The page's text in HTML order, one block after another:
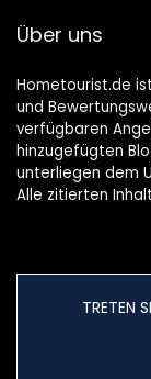
Weiß
Über uns
Hometourist.de
und
verfügbaren
hinzugefügten
unterliegen dem
Alle zitierten
TRETEN